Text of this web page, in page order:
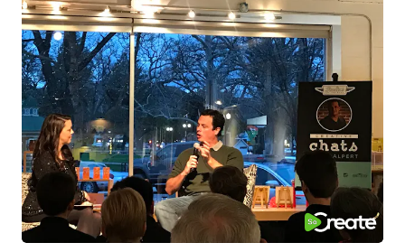
ferrenhamente por alguns motivos: não queremos
que ninguém tente copiá-la para depois entregar um
produto ruim aos roteiristas; o software precisa
estar perfeito antes de fazermos seu lançamento –
queremos evitar frustrações futuras aos roteiristas,
e não causá-las; por último, estamos certos de que a
plataforma valerá a espera. Estamos revolucionando
a ...